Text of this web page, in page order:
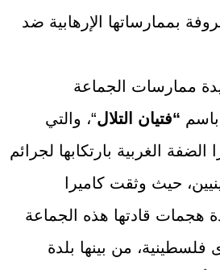
بممارساتها الإرهابية ضد
ممارسات الجماعة
“فتيان التلال“، والتي
الغربية بارتكابها لجرائم
حيث وثقت كاميرا
هجمات قادتها هذه الجماعة
فلسطينية، من بينها بلدة